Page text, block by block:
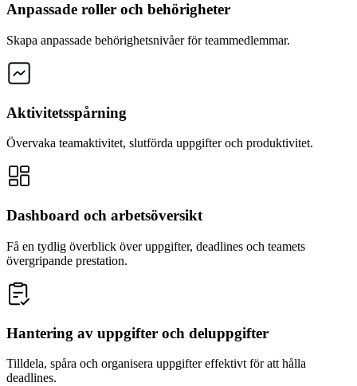
Anpassade roller och behörigheter
Skapa anpassade behörighetsnivåer för teammedlemmar.
Aktivitetsspårning
Övervaka teamaktivitet, slutförda uppgifter och produktivitet.
Dashboard och arbetsöversikt
Få en tydlig överblick över uppgifter, deadlines och teamets
övergripande prestation.
Hantering av uppgifter och deluppgifter
Tilldela, spåra och organisera uppgifter effektivt för att hålla
deadlines.